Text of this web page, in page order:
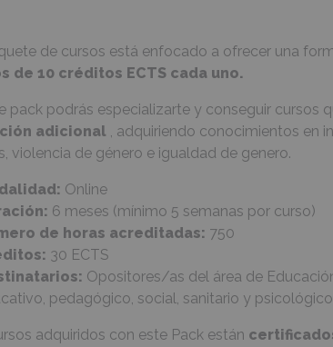
de cursos está enfocado a ofrecer una
de 10 créditos ECTS cada uno.
pack podrás especializarte y conseguir cursos
adicional , adquiriendo conocimientos en
violencia de género e igualdad de genero.
Online
6 meses (mínimo 5 semanas por curso)
de horas acreditadas: 750
30 ECTS
Opositores/as del área de
pedagógico, social, sanitario y
adquiridos con este Pack están